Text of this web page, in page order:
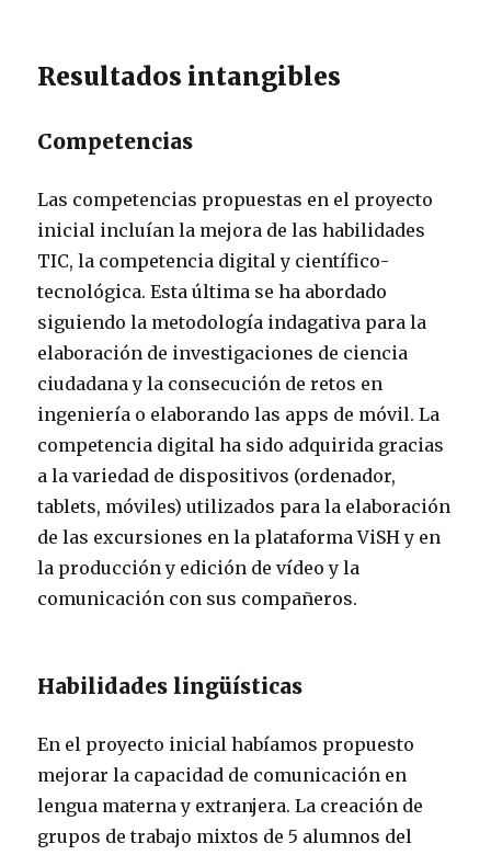
Resultados intangibles
Competencias
Las competencias propuestas en el proyecto
inicial incluían la mejora de las habilidades
TIC, la competencia digital y científico-
tecnológica. Esta última se ha abordado
siguiendo la metodología indagativa para la
elaboración de investigaciones de ciencia
ciudadana y la consecución de retos en
ingeniería o elaborando las apps de móvil. La
competencia digital ha sido adquirida gracias
a la variedad de dispositivos (ordenador,
tablets, móviles) utilizados para la elaboración
de las excursiones en la plataforma ViSH y en
la producción y edición de vídeo y la
comunicación con sus compañeros.
Habilidades lingüísticas
En el proyecto inicial habíamos propuesto
mejorar la capacidad de comunicación en
lengua materna y extranjera. La creación de
grupos de trabajo mixtos de 5 alumnos del